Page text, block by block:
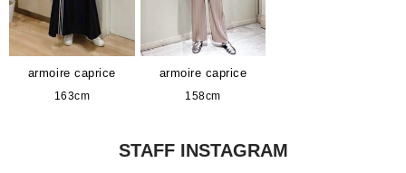
armoire caprice
163cm
armoire caprice
158cm